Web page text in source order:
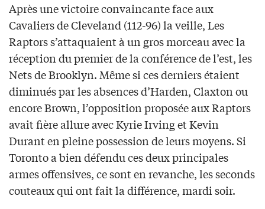
Après une victoire convaincante face aux
Cavaliers de Cleveland (112-96) la veille, Les
Raptors s’attaquaient à un gros morceau avec la
réception du premier de la conférence de l’est, les
Nets de Brooklyn. Même si ces derniers étaient
diminués par les absences d’Harden, Claxton ou
encore Brown, l’opposition proposée aux Raptors
avait fière allure avec Kyrie Irving et Kevin
Durant en pleine possession de leurs moyens. Si
Toronto a bien défendu ces deux principales
armes offensives, ce sont en revanche, les seconds
couteaux qui ont fait la différence, mardi soir.